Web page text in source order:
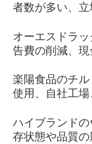
者数が多い、
オーエスドラ
告費の削減、
楽陽食品のチ
使用、自社工
ハイブランド
存状態や品質